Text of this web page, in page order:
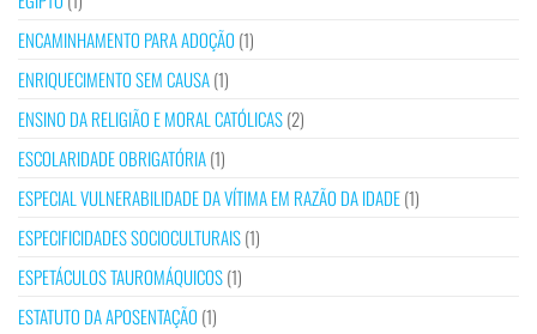
ENCAMINHAMENTO PARA ADOÇÃO (1)
ENRIQUECIMENTO SEM CAUSA(1)
ENSINO DA RELIGIÃO E MORAL CATÓLICAS(2)
ESCOLARIDADE OBRIGATÓRIA(1)
ESPECIAL VULNERABILIDADE DA VÍTIMA EM RAZÃO DA IDADE(1)
ESPECIFICIDADES SOCIOCULTURAIS(1)
ESPETÁCULOS TAUROMÁQUICOS(1)
ESTATUTO DA APOSENTAÇÃO (1)